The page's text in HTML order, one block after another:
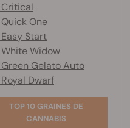
Critical
Quick One
Easy Start
White Widow
Green Gelato Auto
Royal Dwarf
TOP 10 GRAINES DE
CANNABIS